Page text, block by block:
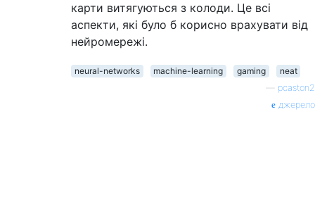
карти витягуються з колоди. Це всі
аспекти, які було б корисно врахувати від
нейромережі.
neural-networks machine-learning gaming
neat
pcaston2
джерело